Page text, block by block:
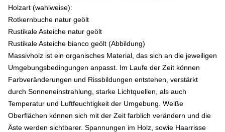
Holzart (wahlweise):
Rotkernbuche natur geölt
Rustikale Asteiche natur geölt
Rustikale Asteiche bianco geölt (Abbildung)
Massivholz ist ein organisches Material, das sich an die jeweiligen
Umgebungsbedingungen anpasst. Im Laufe der Zeit können
Farbveränderungen und Rissbildungen entstehen, verstärkt
durch Sonneneinstrahlung, starke Lichtquellen, als auch
Temperatur und Luftfeuchtigkeit der Umgebung. Weiße
Oberflächen können sich mit der Zeit farblich verändern und die
Äste werden sichtbarer. Spannungen im Holz, sowie Haarrisse